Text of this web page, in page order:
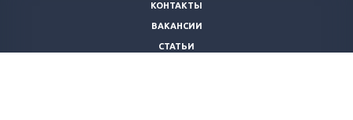
КОНТАКТЫ
ВАКАНСИИ
СТАТЬИ